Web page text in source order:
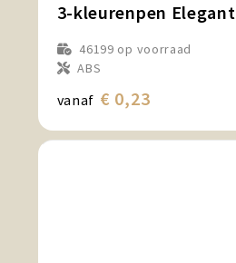
3-kleurenpen Elegant
46199 op voorraad
ABS
vanaf € 0,23